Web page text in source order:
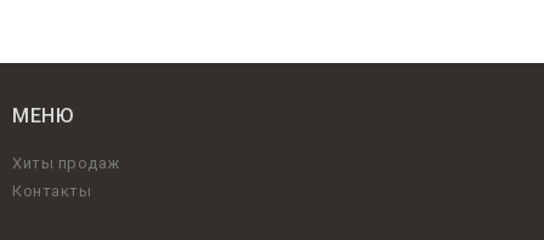
МЕНЮ
Хиты продаж
Контакты